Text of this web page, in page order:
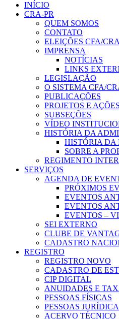
INÍCIO
CRA-PR
QUEM SOMOS
CONTATO
ELEIÇÕES CFA/
IMPRENSA
NOTÍCIAS
LINKS
LEGISLAÇÃO
O SISTEMA CFA/
PUBLICAÇÕES
PROJETOS E AÇÕES
SUBSEÇÕES
VÍDEO
HISTÓRIA DA
HISTÓRIA DA
SOBRE A
REGIMENTO
SERVIÇOS
AGENDA DE
PRÓXIMOS
EVENTOS
EVENTOS
EVENTOS –
SEI EXTERNO
CLUBE DE
CADASTRO
REGISTRO
REGISTRO NOVO
CADASTRO DE
CIP DIGITAL
ANUIDADES E
PESSOAS FÍSICAS
PESSOAS
ACERVO TÉCNICO